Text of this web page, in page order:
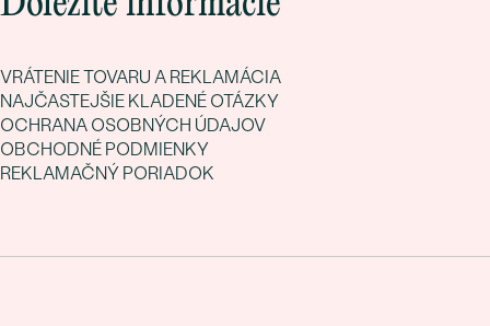
VRÁTENIE TOVARU A REKLAMÁCIA
NAJČASTEJŠIE KLADENÉ OTÁZKY
OCHRANA OSOBNÝCH ÚDAJOV
OBCHODNÉ PODMIENKY
REKLAMAČNÝ PORIADOK